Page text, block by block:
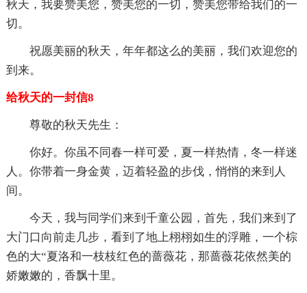
秋天，我要赞美您，赞美您的一切，赞美您带给我们的一
切。
祝愿美丽的秋天，年年都这么的美丽，我们欢迎您的
到来。
给秋天的一封信8
尊敬的秋天先生：
你好。你虽不同春一样可爱，夏一样热情，冬一样迷
人。你带着一身金黄，迈着轻盈的步伐，悄悄的来到人
间。
今天，我与同学们来到千童公园，首先，我们来到了
大门口向前走几步，看到了地上栩栩如生的浮雕，一个棕
色的大“夏洛和一枝枝红色的蔷薇花，那蔷薇花依然美的
娇嫩嫩的，香飘十里。